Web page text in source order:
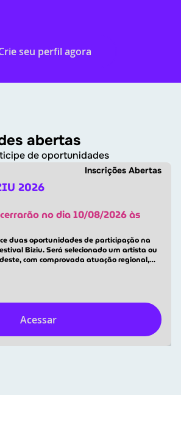
seu perfil agora
abertas
de oportunidades
2026
Inscrições Abertas
no dia 10/08/2026 às
duas oportunidades de participação na
Biziu. Será selecionado um artista ou
com comprovada atuação regional,
ou banda de atuação nacional, com...
Acessar